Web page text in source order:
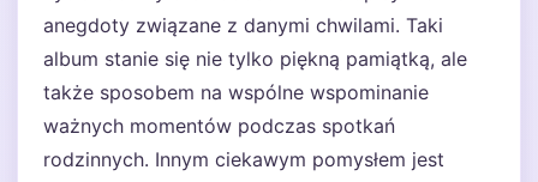
anegdoty związane z danymi chwilami. Taki
album stanie się nie tylko piękną pamiątką, ale
także sposobem na wspólne wspominanie
ważnych momentów podczas spotkań
rodzinnych. Innym ciekawym pomysłem jest